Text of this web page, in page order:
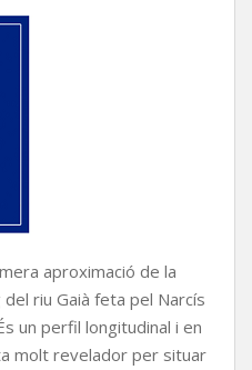
aproximació de la
riu Gaià feta pel Narcís
un perfil longitudinal i en
molt revelador per situar